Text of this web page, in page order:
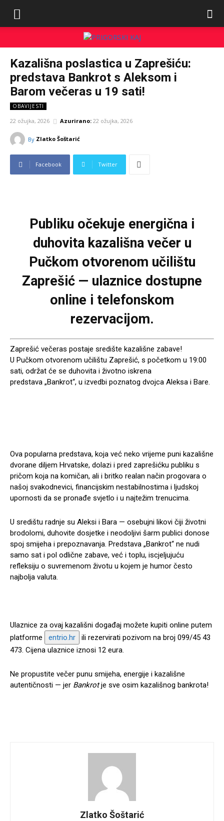
Kazališna poslastica u Zaprešiću:
predstava Bankrot s Aleksom i
Barom večeras u 19 sati!
OBAVIJESTI
22 ožujka, 2026 Azurirano: 22 ožujka, 2026
By Zlatko Šoštarić
Facebook Twitter
Publiku očekuje energična i
duhovita kazališna večer u
Pučkom otvorenom učilištu
Zaprešić — ulaznice dostupne
online i telefonskom
rezervacijom.
Zaprešić večeras postaje središte kazališne zabave!
U Pučkom otvorenom učilištu Zaprešić, s početkom u 19:00
sati, održat će se duhovita i životno iskrena
predstava „Bankrot“, u izvedbi poznatog dvojca Aleksa i Bare.
Ova popularna predstava, koja već neko vrijeme puni kazališne
dvorane diljem Hrvatske, dolazi i pred zaprešićku publiku s
pričom koja na komičan, ali i britko realan način progovara o
našoj svakodnevici, financijskim nestabilnostima i ljudskoj
upornosti da se pronađe svjetlo i u najtežim trenucima.
U središtu radnje su Aleksi i Bara — osebujni likovi čiji životni
brodolomi, duhovite dosjetke i neodoljivi šarm publici donose
spoj smijeha i prepoznavanja. Predstava „Bankrot“ ne nudi
samo sat i pol odlične zabave, već i toplu, iscjeljujuću
refleksiju o suvremenom životu u kojem je humor često
najbolja valuta.
Ulaznice za ovaj kazališni događaj možete kupiti online putem
platforme
entrio.hr ili rezervirati pozivom na broj 099/45 43
473. Cijena ulaznice iznosi 12 eura.
Ne propustite večer punu smijeha, energije i kazališne
autentičnosti — jer Bankrotje sve osim kazališnog bankrota!
Zlatko Šoštarić